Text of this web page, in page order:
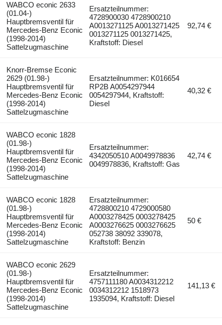
WABCO econic 2633
(01.04-)
Hauptbremsventil für
Mercedes-Benz Econic
(1998-2014)
Sattelzugmaschine
Ersatzteilnummer:
4728900030 4728900210
A0013271125 A0013271425
0013271125 0013271425,
Kraftstoff: Diesel
92,74 €
Knorr-Bremse Econic
2629 (01.98-)
Hauptbremsventil für
Mercedes-Benz Econic
(1998-2014)
Sattelzugmaschine
Ersatzteilnummer: K016654
RP2B A0054297944
0054297944, Kraftstoff:
Diesel
40,32 €
WABCO econic 1828
(01.98-)
Hauptbremsventil für
Mercedes-Benz Econic
(1998-2014)
Sattelzugmaschine
Ersatzteilnummer:
4342050510 A0049978836
0049978836, Kraftstoff: Gas
42,74 €
WABCO econic 1828
(01.98-)
Hauptbremsventil für
Mercedes-Benz Econic
(1998-2014)
Sattelzugmaschine
Ersatzteilnummer:
4728800210 4729000580
A0003278425 0003278425
A0003276625 0003276625
052738 38092 339078,
Kraftstoff: Benzin
50 €
WABCO econic 2629
(01.98-)
Hauptbremsventil für
Mercedes-Benz Econic
(1998-2014)
Sattelzugmaschine
Ersatzteilnummer:
4757111180 A0034312212
0034312212 1518973
1935094, Kraftstoff: Diesel
141,13 €